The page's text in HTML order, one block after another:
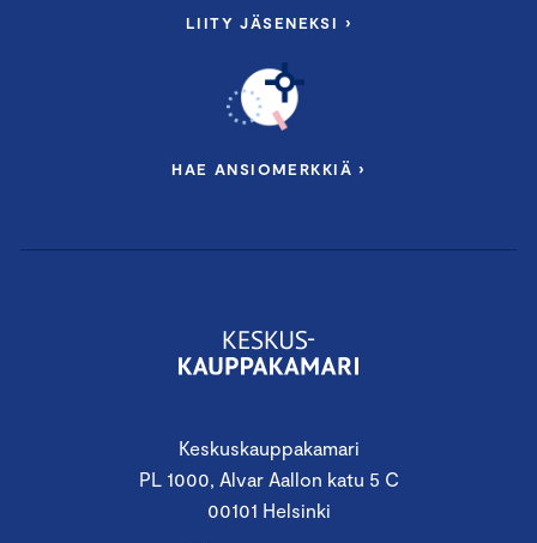
Keskuskauppakamari
PL 1000, Alvar Aallon katu 5 C
00101 Helsinki
LIITY JÄSENEKSI ›
HAE ANSIOMERKKIÄ ›